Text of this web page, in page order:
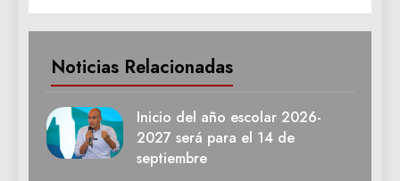
Noticias Relacionadas
Inicio del año escolar 2026-
2027 será para el 14 de
septiembre